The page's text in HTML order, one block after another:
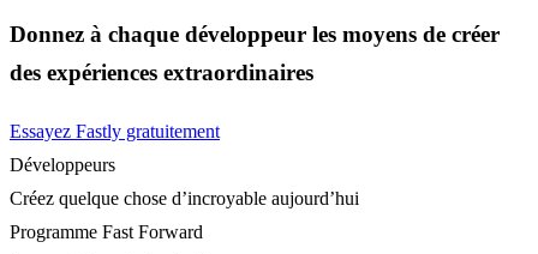
Donnez à chaque développeur les moyens de créer
des expériences extraordinaires
Essayez Fastly gratuitement
Développeurs
Créez quelque chose d’incroyable aujourd’hui
Programme Fast Forward